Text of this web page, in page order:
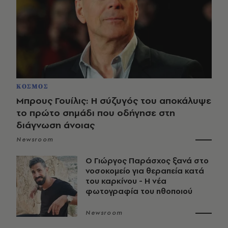
ΚΟΣΜΟΣ
Μπρους Γουίλις: Η σύζυγός του αποκάλυψε
το πρώτο σημάδι που οδήγησε στη
διάγνωση άνοιας
Newsroom
O Γιώργος Παράσχος ξανά στο
νοσοκομείο για θεραπεία κατά
του καρκίνου - Η νέα
φωτογραφία του ηθοποιού
Newsroom